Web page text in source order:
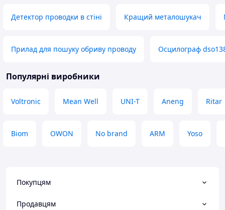
Поки не виявив
Детектор проводки в стіні Кращий металошукач
Прилад для пошуку обриву проводу Осцилограф
Популярні виробники
Voltronic Mean Well UNI-T Aneng Ritar
Biom OWON No brand ARM Yoso
Покупцям
Продавцям